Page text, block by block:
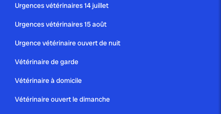
COMPAGNIE D’UN ANIMAL
compagnie d’un animal apporte bien-être et réconfort
Urgences vétérinaires 14 juillet
Urgences vétérinaires 15 août
Urgence vétérinaire ouvert de nuit
Vétérinaire de garde
Vétérinaire à domicile
Vétérinaire ouvert le dimanche